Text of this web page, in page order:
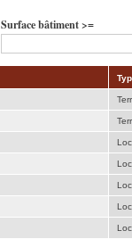
Surface bâtiment >=